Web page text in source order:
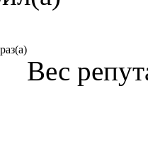
Вес